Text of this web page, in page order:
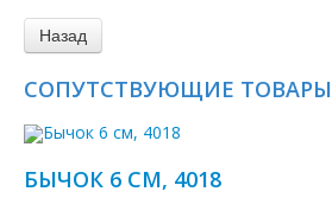
СОПУТСТВУЮЩИЕ ТОВАРЫ
БЫЧОК 6 СМ, 4018